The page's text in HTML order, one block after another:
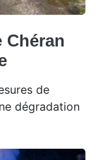
Chéran
de
dégradation